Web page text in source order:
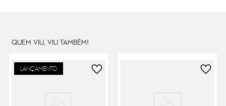
QUEM VIU, VIU TAMBÉM!
LANÇAMENTO